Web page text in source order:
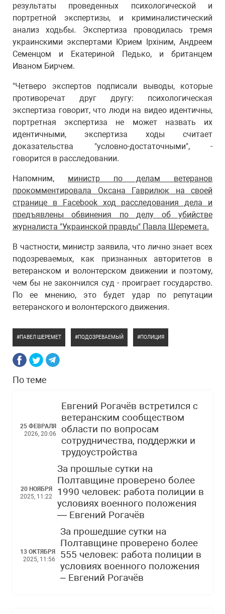
результаты проведенных психологической и
портретной экспертизы, и криминалистический
анализ ходьбы. Экспертиза проводилась тремя
украинскими экспертами Юрием Ірхіним, Андреем
Семенцом и Екатериной Педько, и британцем
Иваном Бирчем.
"Четверо экспертов подписали выводы, которые
противоречат друг другу: психологическая
экспертиза говорит, что люди на видео идентичны,
портретная экспертиза не может назвать их
идентичными, экспертиза ходы считает
доказательства "условно-достаточными", -
говорится в расследовании.
Напомним, министр по делам ветеранов
прокомментировала Оксана Гаврилюк на своей
странице в Facebook ход расследования дела и
предъявлены обвинения по делу об убийстве
журналиста "Украинской правды" Павла Шеремета.
В частности, министр заявила, что лично знает всех
подозреваемых, как признанных авторитетов в
ветеранском и волонтерском движении и поэтому,
чем бы не закончился суд - проиграет государство.
По ее мнению, это будет удар по репутации
ветеранского и волонтерского движения.
ПАВЕЛ ШЕРЕМЕТ ПОДОЗРЕВАЕМЫЙ ПОЛИЦИЯ
По теме
25 ФЕВРАЛЯ
2026, 20:06
Евгений Рогачёв встретился с
ветеранским сообществом
области по вопросам
сотрудничества, поддержки и
трудоустройства
20 НОЯБРЯ
2025, 11:22
За прошлые сутки на
Полтавщине проверено более
1990 человек: работа полиции в
условиях военного положения
— Евгений Рогачёв
13 ОКТЯБРЯ
2025, 11:56
За прошедшие сутки на
Полтавщине проверено более
555 человек: работа полиции в
условиях военного положения
– Евгений Рогачёв